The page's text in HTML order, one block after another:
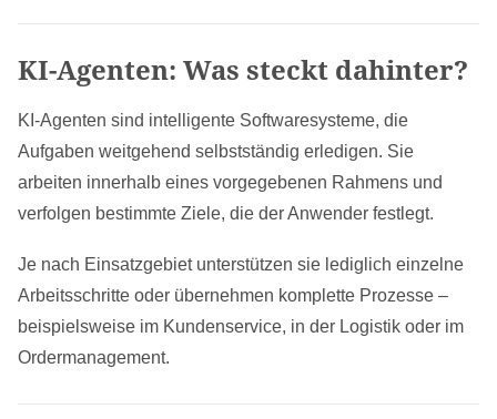
KI-Agenten: Was steckt dahinter?
KI-Agenten sind intelligente Softwaresysteme, die
Aufgaben weitgehend selbstständig erledigen. Sie
arbeiten innerhalb eines vorgegebenen Rahmens und
verfolgen bestimmte Ziele, die der Anwender festlegt.
Je nach Einsatzgebiet unterstützen sie lediglich einzelne
Arbeitsschritte oder übernehmen komplette Prozesse –
beispielsweise im Kundenservice, in der Logistik oder im
Ordermanagement.